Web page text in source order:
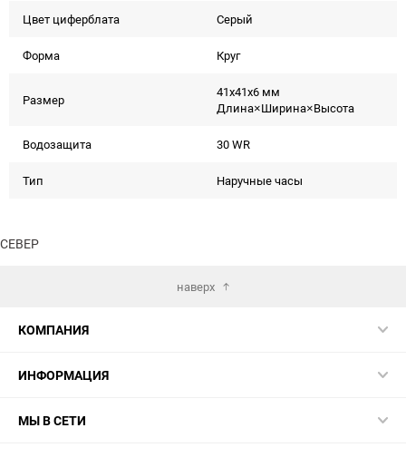
Цвет циферблата Серый
Форма Круг
Размер
41x41x6 мм
Длина×Ширина×Высота
Водозащита 30 WR
Тип Наручные часы
СЕВЕР
наверх
КОМПАНИЯ
ИНФОРМАЦИЯ
МЫ В СЕТИ